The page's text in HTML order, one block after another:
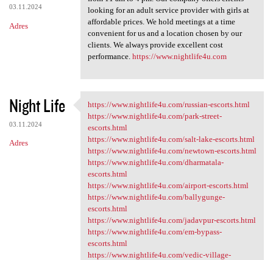
03.11.2024
Adres
looking for an adult service provider with girls at
affordable prices. We hold meetings at a time
convenient for us and a location chosen by our
clients. We always provide excellent cost
performance. https://www.nightlife4u.com
Night Life
03.11.2024
Adres
https://www.nightlife4u.com
https://www.nightlife4u.com/russian-escorts.html
https://www.nightlife4u.com/park-street-
escorts.html
https://www.nightlife4u.com/salt-lake-escorts.html
https://www.nightlife4u.com/newtown-escorts.html
https://www.nightlife4u.com/dharmatala-
escorts.html
https://www.nightlife4u.com/airport-escorts.html
https://www.nightlife4u.com/ballygunge-
escorts.html
https://www.nightlife4u.com/jadavpur-escorts.html
https://www.nightlife4u.com/em-bypass-
escorts.html
https://www.nightlife4u.com/vedic-village-